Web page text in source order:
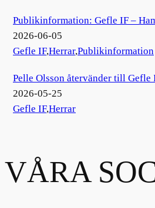
Publikinformation: Gefle IF –
2026-06-05
Gefle IF,Herrar,Publikinformation
Pelle Olsson återvänder till Gefle
2026-05-25
Gefle IF,Herrar
VÅRA